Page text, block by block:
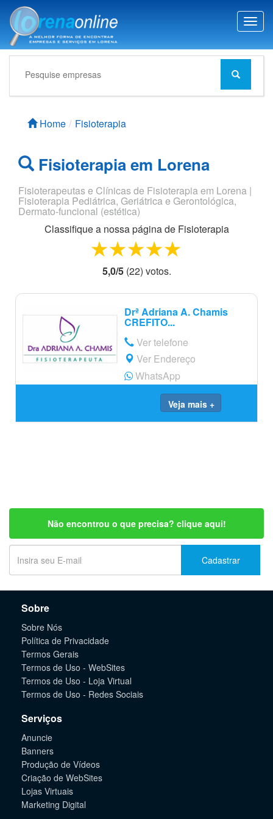
T
o
g
g
n
i
Home Fisioterapia
Fisioterapia em Lorena
Fisioterapeutas e Clínicas de Fisioterapia em Lorena |
Fisioterapia Pediátrica, Geriátrica e Gerontológica,
Dermato-funcional (estética)
Classifique a nossa página de Fisioterapia
4 stars
3 stars
2 stars
1 star
5,0/5(22) votos.
Drª Adriana A. Chamis
CREFITO...
Ver telefone
Ver Endereço
WhatsApp
Veja mais +
Não encontrou o que precisa? clique aqui!
Cadastrar
Sobre
Sobre Nós
Política de Privacidade
Termos Gerais
Termos de Uso - WebSites
Termos de Uso - Loja Virtual
Termos de Uso - Redes Sociais
Serviços
Anuncie
Banners
Produção de Vídeos
Criação de WebSites
Lojas Virtuais
Marketing Digital